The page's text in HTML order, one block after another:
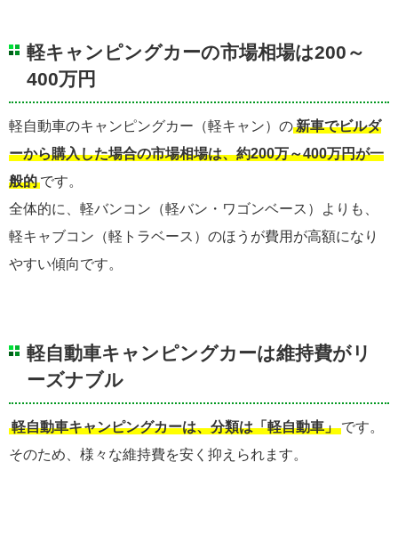
軽キャンピングカーの市場相場は200～
400万円
軽自動車のキャンピングカー（軽キャン）の新車でビルダ
ーから購入した場合の市場相場は、約200万～400万円が一
般的 です。
全体的に、軽バンコン（軽バン・ワゴンベース）よりも、
軽キャブコン（軽トラベース）のほうが費用が高額になり
やすい傾向です。
軽自動車キャンピングカーは維持費がリ
ーズナブル
軽自動車キャンピングカーは、分類は「軽自動車」 です。
そのため、様々な維持費を安く抑えられます。